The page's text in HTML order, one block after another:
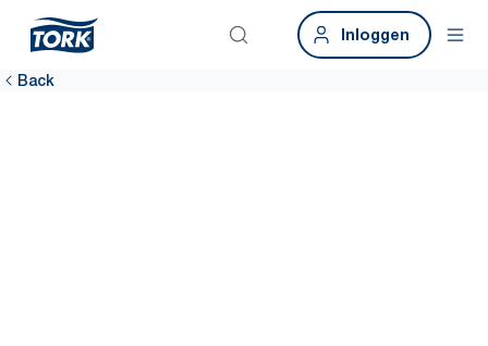
Inloggen
Back